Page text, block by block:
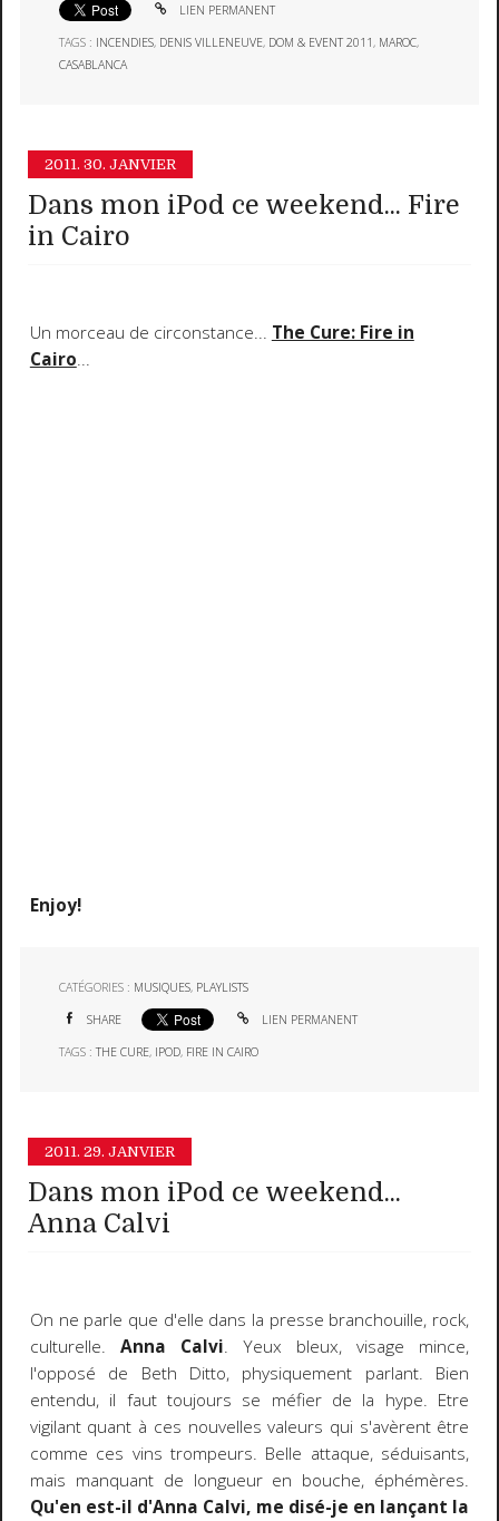
LIEN PERMANENT
TAGS : INCENDIES, DENIS VILLENEUVE, DOM & EVENT 2011, MAROC,
CASABLANCA
2011. 30. JANVIER
Dans mon iPod ce weekend... Fire
in Cairo
Un morceau de circonstance... The Cure: Fire in
Cairo...
Enjoy!
CATÉGORIES : MUSIQUES, PLAYLISTS
SHARE LIEN PERMANENT
TAGS :THE CURE, IPOD, FIRE IN CAIRO
2011. 29. JANVIER
Dans mon iPod ce weekend...
Anna Calvi
On ne parle que d'elle dans la presse branchouille, rock,
culturelle. Anna Calvi. Yeux bleux, visage mince,
l'opposé de Beth Ditto, physiquement parlant. Bien
entendu, il faut toujours se méfier de la hype. Etre
vigilant quant à ces nouvelles valeurs qui s'avèrent être
comme ces vins trompeurs. Belle attaque, séduisants,
mais manquant de longueur en bouche, éphémères.
Qu'en est-il d'Anna Calvi, me disé-je en lançant la